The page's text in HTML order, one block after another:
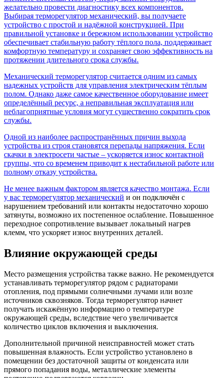
желательно провести диагностику всех компонентов.
Выбирая терморегулятор механический, вы получаете
устройство с простой и надёжной конструкцией. При
правильной установке и бережном использовании устройство
обеспечивает стабильную работу тёплого пола, поддерживает
комфортную температуру и сохраняет свою эффективность на
протяжении длительного срока службы.
Механический терморегулятор считается одним из самых
надежных устройств для управления электрическим тёплым
полом. Однако даже самое качественное оборудование имеет
определённый ресурс, а неправильная эксплуатация или
неблагоприятные условия могут существенно сократить срок
службы.
Одной из наиболее распространённых причин выхода
устройства из строя становятся перепады напряжения. Если
скачки в электросети частые – ускоряется износ контактной
группы, что со временем приводит к нестабильной работе или
полному отказу устройства.
Не менее важным фактором является качество монтажа. Если
у вас терморегулятор механический и он подключён с
нарушением требований или контакты недостаточно хорошо
затянуты, возможно их постепенное ослабление. Повышенное
переходное сопротивление вызывает локальный нагрев
клемм, что ускоряет износ внутренних деталей.
Влияние окружающей среды
Место размещения устройства также важно. Не рекомендуется
устанавливать терморегулятор рядом с радиаторами
отопления, под прямыми солнечными лучами или возле
источников сквозняков. Тогда терморегулятор начнет
получать искажённую информацию о температуре
окружающей среды, вследствие чего увеличивается
количество циклов включения и выключения.
Дополнительной причиной неисправностей может стать
повышенная влажность. Если устройство установлено в
помещении без достаточной защиты от конденсата или
прямого попадания воды, металлические элементы